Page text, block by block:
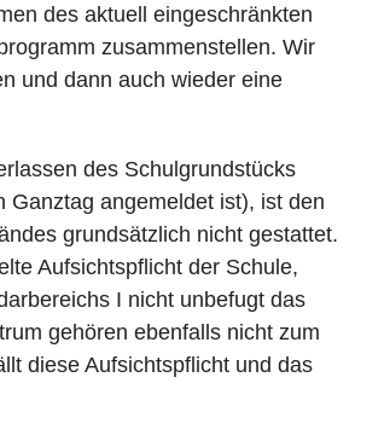
des aktuell eingeschränkten
zusammenstellen. Wir
und dann auch wieder eine
des Schulgrundstücks
Ganztag angemeldet ist), ist den
grundsätzlich nicht gestattet.
Aufsichtspflicht der Schule,
I nicht unbefugt das
gehören ebenfalls nicht zum
diese Aufsichtspflicht und das